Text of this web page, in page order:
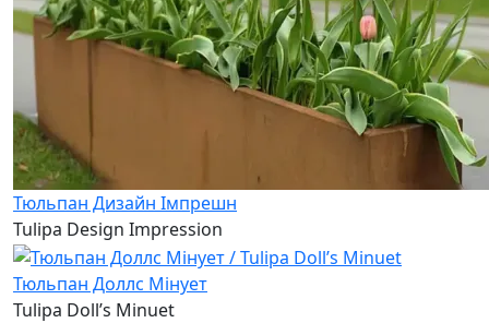
Тюльпан Дизайн Імпрешн
Tulipa Design Impression
Тюльпан Доллс Мінует
Tulipa Doll’s Minuet